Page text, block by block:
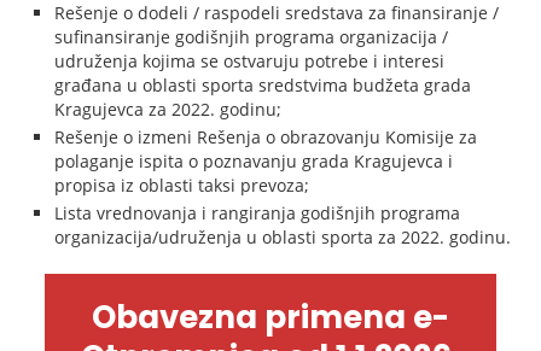
Rešenje o dodeli / raspodeli sredstava za finansiranje /
sufinansiranje godišnjih programa organizacija /
udruženja kojima se ostvaruju potrebe i interesi
građana u oblasti sporta sredstvima budžeta grada
Kragujevca za 2022. godinu;
Rešenje o izmeni Rešenja o obrazovanju Komisije za
polaganje ispita o poznavanju grada Kragujevca i
propisa iz oblasti taksi prevoza;
Lista vrednovanja i rangiranja godišnjih programa
organizacija/udruženja u oblasti sporta za 2022. godinu.
Obavezna primena e-